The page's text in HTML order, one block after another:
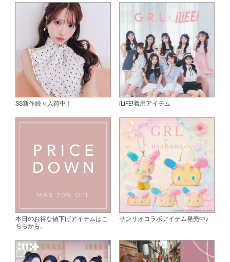
SS新作続々入荷中！ iLiFE!着用アイテム
本日のお得な値下げアイテムはこ
ちらから。
サンリオコラボアイテム発売中♪